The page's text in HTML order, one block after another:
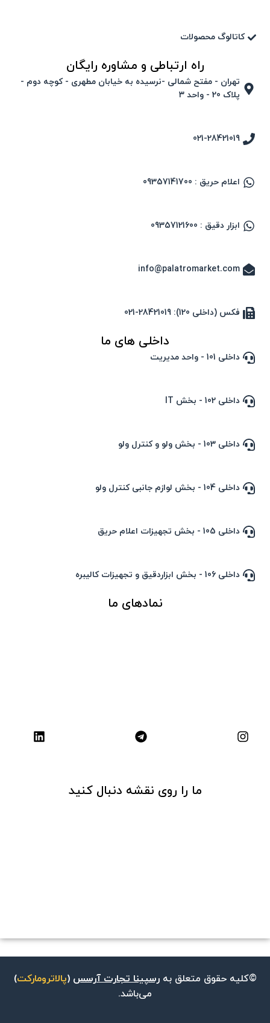
کاتالوگ محصولات
راه ارتباطی و مشاوره رایگان
تهران - مفتح شمالی -نرسیده به خیابان مطهری - کوچه دوم -
پلاک 20 - واحد ۳
021-28421019
اعلام حریق : 09357141700
ابزار دقیق : 09357121600
info@palatromarket.com
فکس (داخلی 120): 28421019-021
داخلی های ما
داخلی 101 - واحد مدیریت
داخلی 102 - بخش IT
داخلی 103 - بخش ولو و کنترل ولو
داخلی 104 - بخش لوازم جانبی کنترل ولو
داخلی 105 - بخش تجهیزات اعلام حریق
داخلی 106 - بخش ابزاردقیق و تجهیزات کالیبره
نمادهای ما
ما را روی نقشه دنبال کنید
©کلیه حقوق متعلق بهرسپینا تجارت آرسس (پالاترومارکت)
می‌باشد.